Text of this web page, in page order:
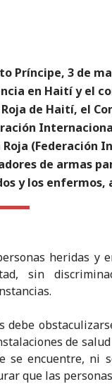
Príncipe, 3 de
en Haití y el
Roja de Haití, el
Roja (Federación
de armas
y los enfermos,
heridas y
sin
debe
de
se encuentre, ni
que las